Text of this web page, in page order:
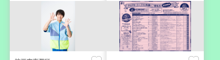
西牟婁郡上富田町岩田 西宮市